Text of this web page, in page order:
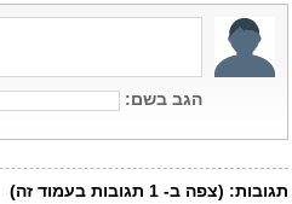
הגב בשם:
תגובות: (צפה ב- 1 תגובות בעמוד זה)